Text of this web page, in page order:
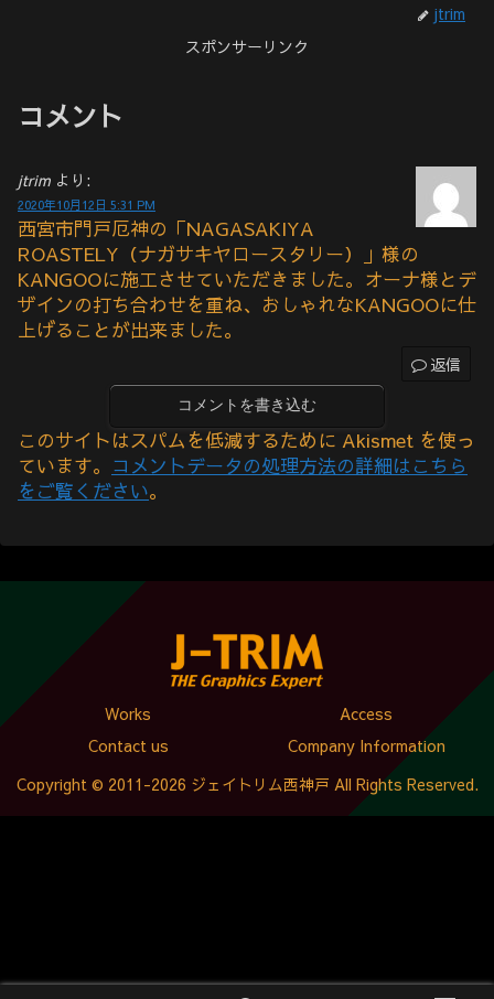
jtrim
スポンサーリンク
コメント
jtrim より:
2020年10月12日 5:31 PM
西宮市門戸厄神の「NAGASAKIYA
ROASTELY（ナガサキヤロースタリー）」様の
KANGOOに施工させていただきました。オーナ様とデ
ザインの打ち合わせを重ね、おしゃれなKANGOOに仕
上げることが出来ました。
返信
コメントを書き込む
このサイトはスパムを低減するために Akismet を使っ
ています。 コメントデータの処理方法の詳細はこちら
をご覧ください。
Works
Access
Contact us
Company Information
Copyright © 2011-2026 ジェイトリム西神戸 All Rights Reserved.